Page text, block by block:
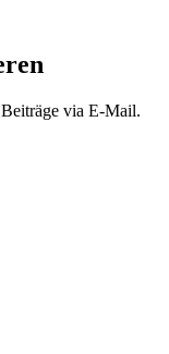
via E-Mail.